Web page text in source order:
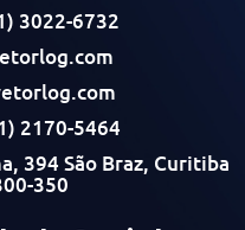
3022-6732
2170-5464
394 São Braz, Curitiba
350